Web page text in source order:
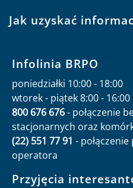
Jak uzyskać
Infolinia BRPO
poniedziałki 10:00 - 18:00
wtorek - piątek 8:00 - 16:00
800 676 676- połączenie
stacjonarnych oraz
(22) 551 77 91 -
operatora
Przyjęcia